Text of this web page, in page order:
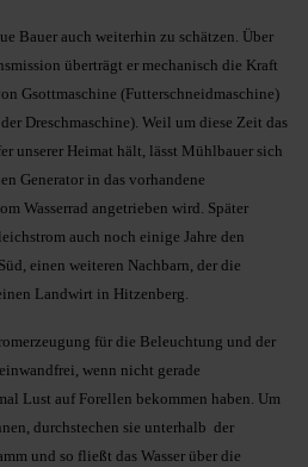
Bauer auch weiterhin zu schätzen. Über
überträgt er mechanisch die Kraft
Gsottmaschine (Futterschneidmaschine)
Dreschmaschine). Weil um diese Zeit das
unserer Heimat hält, lässt Mühlbauer sich
Generator in das vorhandene
Wasserrad angetrieben wird. Später
auch noch einige Jahre den
einen weiteren Nachbarn, der die
Landwirt in Hitzenberg.
für die Beleuchtung und der
wenn nicht gerade
Lust auf Forellen bekommen haben. Um
durchstechen sie unterhalb der
und so fließt das Wasser über die